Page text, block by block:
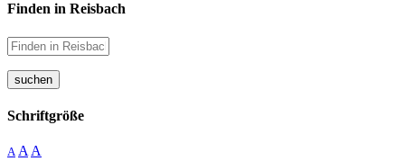
Finden in Reisbach
suchen
Schriftgröße
A A A